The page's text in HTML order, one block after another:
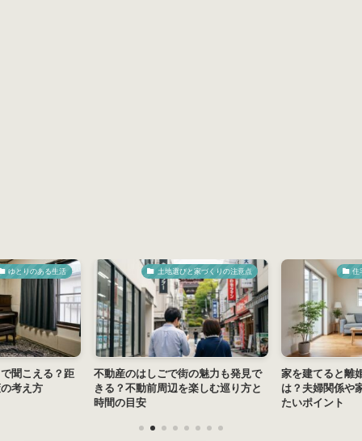
ゆとりのある生活
聞こえる？距
考え方
土地選びと家づくりの注意点
不動産のはしごで街の魅力も発見で
きる？不動前周辺を楽しむ巡り方と
時間の目安
住
家を建てると離
は？夫婦関係や
たいポイント